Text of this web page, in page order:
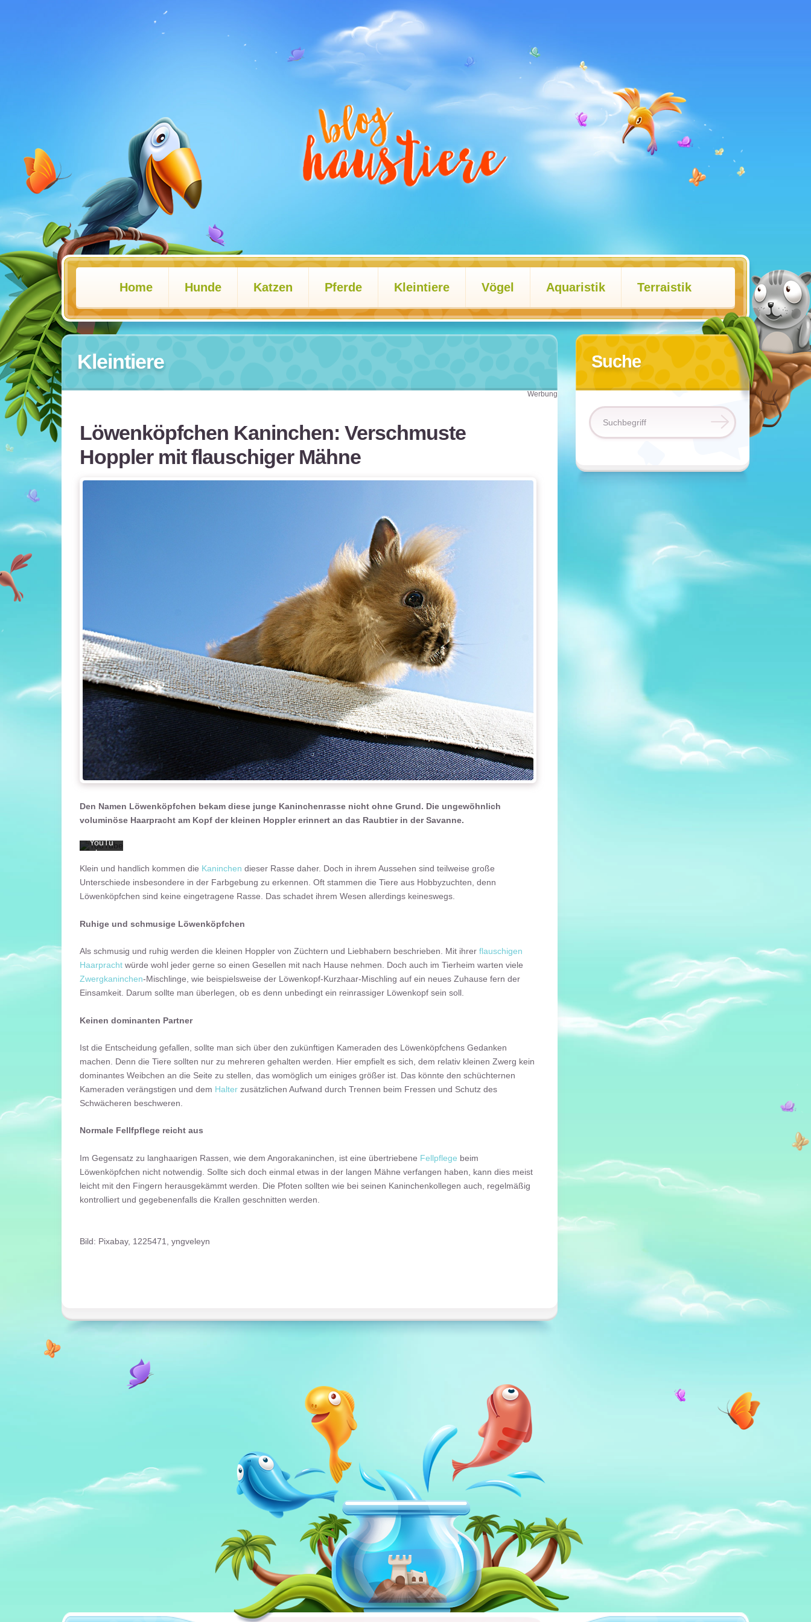
Home Hunde Katzen Pferde Kleintiere Vögel Aquaristik Terraistik
Kleintiere
Löwenköpfchen Kaninchen: Verschmuste
Hoppler mit flauschiger Mähne
Den Namen Löwenköpfchen bekam diese junge Kaninchenrasse nicht ohne Grund. Die ungewöhnlich
voluminöse Haarpracht am Kopf der kleinen Hoppler erinnert an das Raubtier in der Savanne.
Mit
dem
Laden
des
Videos
akzept
ieren
Daten
schutz
erkläru
YouTu
be.
Mehr
erfahr
en
YouTube
immer
entsperren
Klein und handlich kommen die Kaninchen dieser Rasse daher. Doch in ihrem Aussehen sind teilweise große
Unterschiede insbesondere in der Farbgebung zu erkennen. Oft stammen die Tiere aus Hobbyzuchten, denn
Löwenköpfchen sind keine eingetragene Rasse. Das schadet ihrem Wesen allerdings keineswegs.
Ruhige und schmusige Löwenköpfchen
Als schmusig und ruhig werden die kleinen Hoppler von Züchtern und Liebhabern beschrieben. Mit ihrer flauschigen
Haarpracht würde wohl jeder gerne so einen Gesellen mit nach Hause nehmen. Doch auch im Tierheim warten viele
Zwergkaninchen-Mischlinge, wie beispielsweise der Löwenkopf-Kurzhaar-Mischling auf ein neues Zuhause fern der
Einsamkeit. Darum sollte man überlegen, ob es denn unbedingt ein reinrassiger Löwenkopf sein soll.
Keinen dominanten Partner
Ist die Entscheidung gefallen, sollte man sich über den zukünftigen Kameraden des Löwenköpfchens Gedanken
machen. Denn die Tiere sollten nur zu mehreren gehalten werden. Hier empfielt es sich, dem relativ kleinen Zwerg kein
dominantes Weibchen an die Seite zu stellen, das womöglich um einiges größer ist. Das könnte den schüchternen
Kameraden verängstigen und dem Halter zusätzlichen Aufwand durch Trennen beim Fressen und Schutz des
Schwächeren beschweren.
Normale Fellfpflege reicht aus
Im Gegensatz zu langhaarigen Rassen, wie dem Angorakaninchen, ist eine übertriebene Fellpflege beim
Löwenköpfchen nicht notwendig. Sollte sich doch einmal etwas in der langen Mähne verfangen haben, kann dies meist
leicht mit den Fingern herausgekämmt werden. Die Pfoten sollten wie bei seinen Kaninchenkollegen auch, regelmäßig
kontrolliert und gegebenenfalls die Krallen geschnitten werden.
Bild: Pixabay, 1225471, yngveleyn
Werbung
Suche